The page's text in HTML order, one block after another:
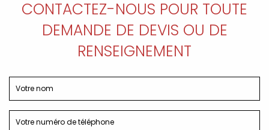
CONTACTEZ-NOUS POUR TOUTE
DEMANDE DE DEVIS OU DE
RENSEIGNEMENT